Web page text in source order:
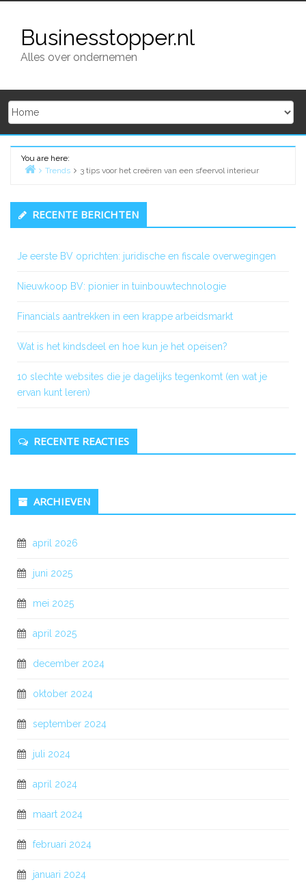
contentBusinesstopper.nl
Alles over ondernemen
You are here:
Trends 3 tips voor het creëren van een sfeervol interieur
Primary
Sidebar
RECENTE BERICHTEN
Je eerste BV oprichten: juridische en fiscale overwegingen
Nieuwkoop BV: pionier in tuinbouwtechnologie
Financials aantrekken in een krappe arbeidsmarkt
Wat is het kindsdeel en hoe kun je het opeisen?
10 slechte websites die je dagelijks tegenkomt (en wat je
ervan kunt leren)
RECENTE REACTIES
ARCHIEVEN
april 2026
juni 2025
mei 2025
april 2025
december 2024
oktober 2024
september 2024
juli 2024
april 2024
maart 2024
februari 2024
januari 2024